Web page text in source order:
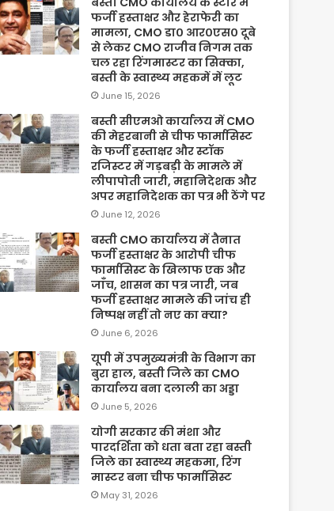
फर्जी हस्ताक्षर और हेराफेरी का
मामला, CMO डा० आर०एस० दूबे
से लेकर CMO राजीव निगम तक
चल रहा रिंगमास्टर का सिक्का,
बस्ती के स्वास्थ्य महकमें में लूट
June 15, 2026
बस्ती सीएमओ कार्यालय में CMO
की मेहरबानी से चीफ फार्मासिस्ट
के फर्जी हस्ताक्षर और स्टॉक
रजिस्टर में गड़बड़ी के मामले में
लीपापोती जारी, महानिदेशक और
अपर महानिदेशक का पत्र भी ठेंगे पर
June 12, 2026
बस्ती CMO कार्यालय में तैनात
फर्जी हस्ताक्षर के आरोपी चीफ
फार्मासिस्ट के खिलाफ एक और
जाँच, शासन का पत्र जारी, जब
फर्जी हस्ताक्षर मामले की जांच ही
निष्पक्ष नहीं तो नए का क्या?
June 6, 2026
यूपी में उपमुख्यमंत्री के विभाग का
बुरा हाल, बस्ती जिले का CMO
कार्यालय बना दलाली का अड्डा
June 5, 2026
योगी सरकार की मंशा और
पारदर्शिता को धता बता रहा बस्ती
जिले का स्वास्थ्य महकमा, रिंग
मास्टर बना चीफ फार्मासिस्ट
May 31, 2026